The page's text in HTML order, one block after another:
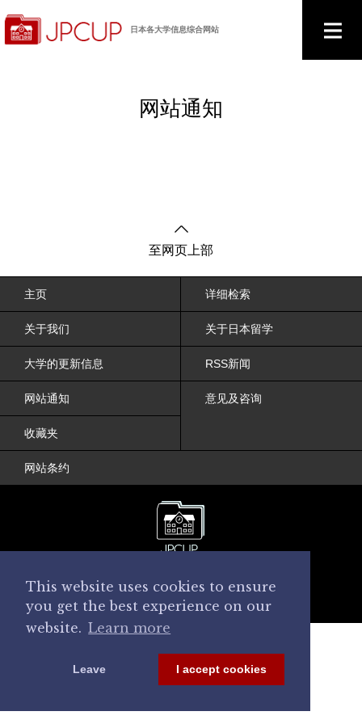
This website uses cookies to ensure
you get the best experience on our
website. Learn more
Leave I accept cookies
日本各大学信息综合网站
网站通知
至网页上部
主页 详细检索
关于我们 关于日本留学
大学的更新信息 RSS新闻
网站通知 意见及咨询
收藏夹
网站条约
Portraits
All Rights Reserved